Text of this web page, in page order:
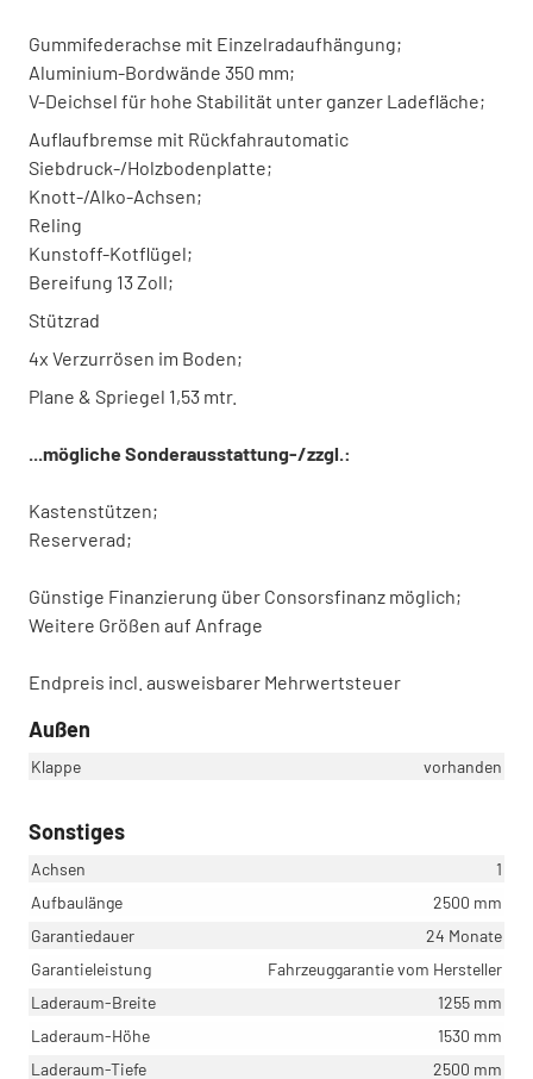
Gummifederachse mit Einzelradaufhängung;
Aluminium-Bordwände 350 mm;
V-Deichsel für hohe Stabilität unter ganzer Ladefläche;
Auflaufbremse mit Rückfahrautomatic
Siebdruck-/Holzbodenplatte;
Knott-/Alko-Achsen;
Reling
Kunstoff-Kotflügel;
Bereifung 13 Zoll;
Stützrad
4x Verzurrösen im Boden;
Plane & Spriegel 1,53 mtr.
...mögliche Sonderausstattung-/zzgl.:
Kastenstützen;
Reserverad;
Günstige Finanzierung über Consorsfinanz möglich;
Weitere Größen auf Anfrage
Endpreis incl. ausweisbarer Mehrwertsteuer
Außen
Klappe vorhanden
Sonstiges
Achsen
1
Aufbaulänge
2500 mm
Garantiedauer
24 Monate
Garantieleistung
Fahrzeuggarantie vom Hersteller
Laderaum-Breite
1255 mm
Laderaum-Höhe
1530 mm
Laderaum-Tiefe
2500 mm